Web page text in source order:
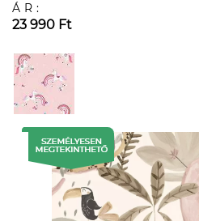
ÁR:
23 990 Ft